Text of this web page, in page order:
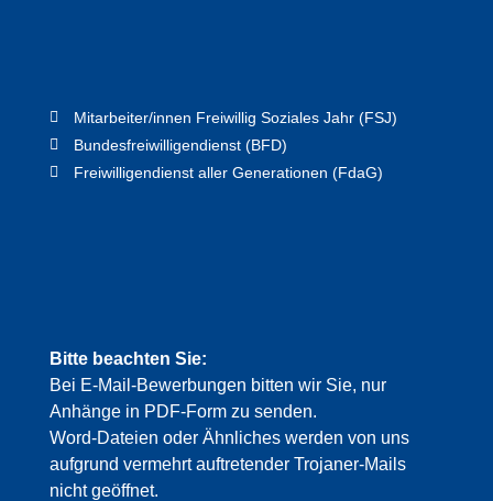
Mitarbeiter/innen Freiwillig Soziales Jahr (FSJ)
Bundesfreiwilligendienst (BFD)
Freiwilligendienst aller Generationen (FdaG)
Bitte beachten Sie:
Bei E-Mail-Bewerbungen bitten wir Sie, nur
Anhänge in PDF-Form zu senden.
Word-Dateien oder Ähnliches werden von uns
aufgrund vermehrt auftretender Trojaner-Mails
nicht geöffnet.